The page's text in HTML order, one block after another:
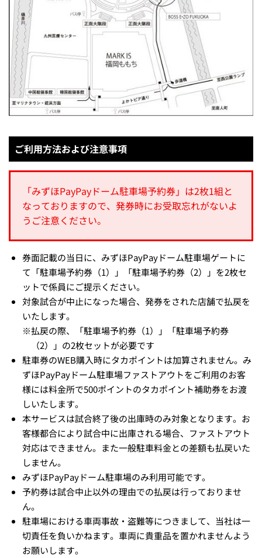
ご利用方法および注意事項
「みずほPayPayドーム駐車場予約券」は2枚1組と
なっておりますので、発券時にお受取忘れがないよ
うご注意ください。
券面記載の当日に、みずほPayPayドーム駐車場ゲートに
て「駐車場予約券（1）」「駐車場予約券（2）」を2枚セ
ットで係員にご提示ください。
対象試合が中止になった場合、発券をされた店舗で払戻を
いたします。
※払戻の際、「駐車場予約券（1）」「駐車場予約券
（2）」の2枚セットが必要です
駐車券のWEB購入時にタカポイントは加算されません。み
ずほPayPayドーム駐車場ファストアウトをご利用のお客
様には料金所で500ポイントのタカポイント補助券をお渡
しいたします。
本サービスは試合終了後の出庫時のみ対象となります。お
客様都合により試合中に出庫される場合、ファストアウト
対応はできません。また一般駐車料金との差額も払戻いた
しません。
みずほPayPayドーム駐車場のみ利用可能です。
予約券は試合中止以外の理由での払戻は行っておりませ
ん。
駐車場における車両事故・盗難等につきまして、当社は一
切責任を負いかねます。車両に貴重品を置かれませんよう
お願いします。